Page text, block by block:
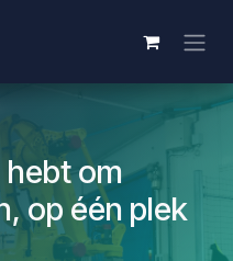
hebt om
op één plek